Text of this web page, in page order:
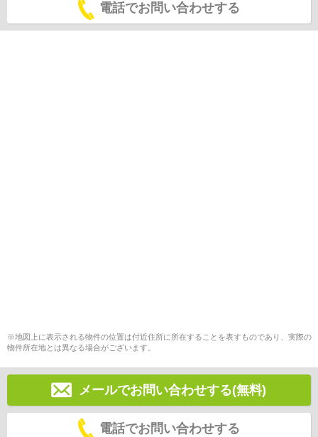
電話でお問い合わせする
※地図上に表示される物件の位置は付近住所に所在することを表すものであり、実際の
物件所在地とは異なる場合がございます。
メールでお問い合わせする(無料)
電話でお問い合わせする